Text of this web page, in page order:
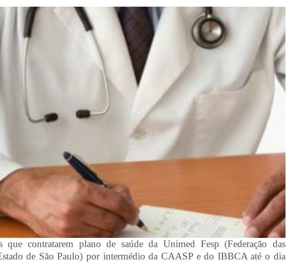
que contratarem plano de saúde da Unimed Fesp (Federação das
de São Paulo) por intermédio da CAASP e do IBBCA até o dia